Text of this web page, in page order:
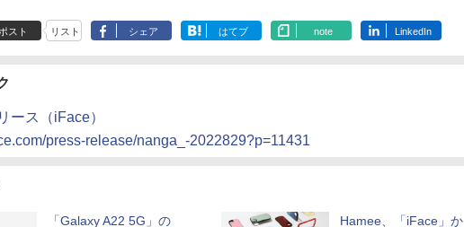
ポスト リスト シェア はてブ note LinkedIn
ース（iFace）
press-release/nanga_-2022829?p=11431
「Galaxy A22 5G」の Hamee、「iFace」か